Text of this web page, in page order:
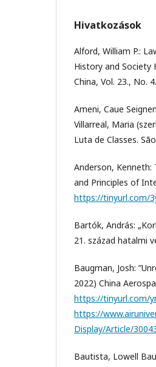
Hivatkozások
Alford, William P.:
History and Society
China, Vol. 23., No.
Ameni, Caue
Villarreal, Maria
Luta de Classes.
Anderson,
and Principles of
https://tinyurl.com/
Bartók, András:
21. század hatalmi
Baugman, Josh:
2022) China
https://tinyurl.com/
https://
Display/Article/
Bautista, Lowell